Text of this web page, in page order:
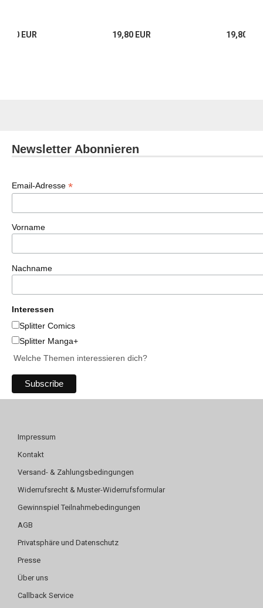
EUR 19,80 EUR 19,80
Newsletter Abonnieren
Email-Adresse *
Vorname
Nachname
Interessen
Splitter Comics
Splitter Manga+
Welche Themen interessieren dich?
Impressum
Kontakt
Versand- & Zahlungsbedingungen
Widerrufsrecht & Muster-Widerrufsformular
Gewinnspiel Teilnahmebedingungen
AGB
Privatsphäre und Datenschutz
Presse
Über uns
Callback Service